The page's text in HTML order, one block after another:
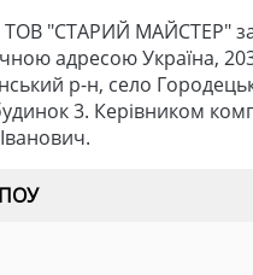
ТОВ "СТАРИЙ МАЙСТЕР"
адресою Україна,
р-н, село
3. Керівником